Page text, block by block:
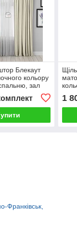
Блекаут
кольору
зал
Blackout
1
Франківськ,